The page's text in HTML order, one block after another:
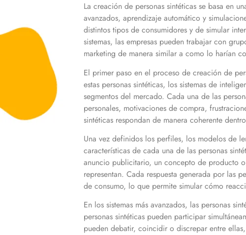
La creación de personas sintéticas se basa en
avanzados, aprendizaje automático y
distintos tipos de consumidores y de simular
sistemas, las empresas pueden trabajar con
marketing de manera similar a como lo harían
El primer paso en el proceso de creación de
estas personas sintéticas, los sistemas de
segmentos del mercado. Cada una de las
personales, motivaciones de compra,
sintéticas respondan de manera coherente
Una vez definidos los perfiles, los modelos de
características de cada una de las personas
anuncio publicitario, un concepto de producto
representan. Cada respuesta generada por las
de consumo, lo que permite simular cómo
En los sistemas más avanzados, las personas
personas sintéticas pueden participar
pueden debatir, coincidir o discrepar entre